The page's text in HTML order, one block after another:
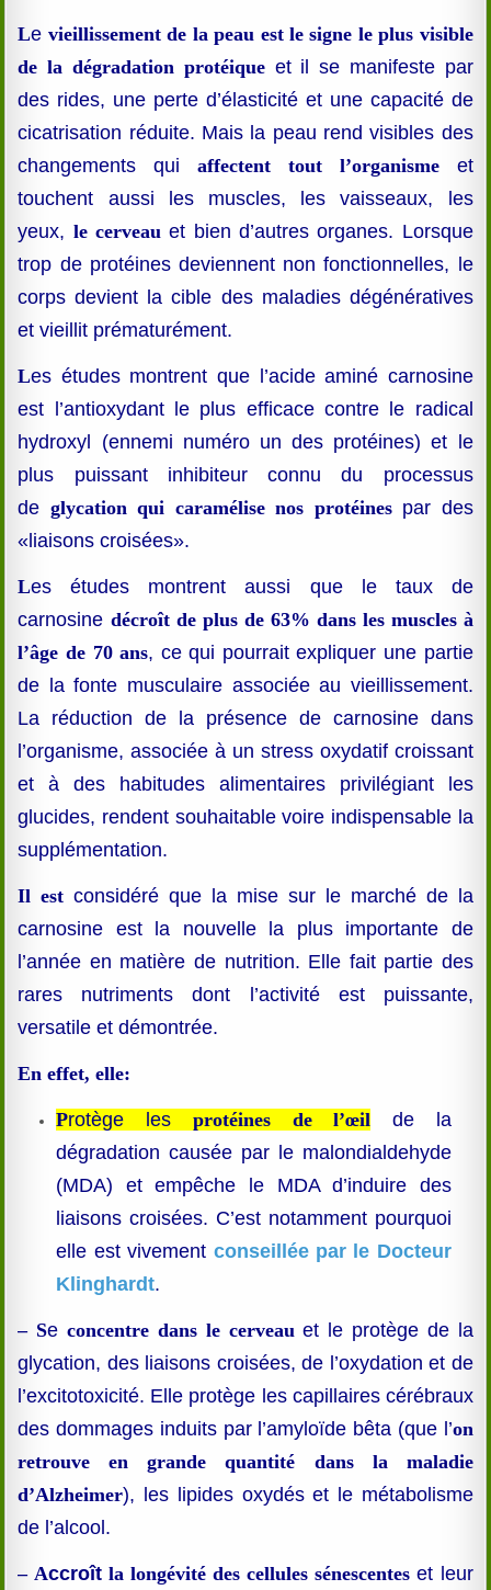
Le vieillissement de la peau est le signe le plus visible
de la dégradation protéiqueet il se manifeste par
des rides, une perte d’élasticité et une capacité de
cicatrisation réduite. Mais la peau rend visibles des
changements qui affectent tout l’organismeet
touchent aussi les muscles, les vaisseaux, les
yeux, le cerveau et bien d’autres organes. Lorsque
trop de protéines deviennent non fonctionnelles, le
corps devient la cible des maladies dégénératives
et vieillit prématurément.
Les études montrent que l’acide aminé carnosine
est l’antioxydant le plus efficace contre le radical
hydroxyl (ennemi numéro un des protéines) et le
plus puissant inhibiteur connu du processus
de glycation qui caramélise nos protéinespar des
«liaisons croisées».
Les études montrent aussi que le taux de
carnosine décroît de plus de 63% dans les muscles à
l’âge de 70 ans, ce qui pourrait expliquer une partie
de la fonte musculaire associée au vieillissement.
La réduction de la présence de carnosine dans
l’organisme, associée à un stress oxydatif croissant
et à des habitudes alimentaires privilégiant les
glucides, rendent souhaitable voire indispensable la
supplémentation.
Il est considéré que la mise sur le marché de la
carnosine est la nouvelle la plus importante de
l’année en matière de nutrition. Elle fait partie des
rares nutriments dont l’activité est puissante,
versatile et démontrée.
En effet, elle:
Protège les protéines de l’œil de la
dégradation causée par le malondialdehyde
(MDA) et empêche le MDA d’induire des
liaisons croisées. C’est notamment pourquoi
elle est vivement conseillée par le Docteur
Klinghardt.
– Seconcentre dans le cerveauet le protège de la
glycation, des liaisons croisées, de l’oxydation et de
l’excitotoxicité. Elle protège les capillaires cérébraux
des dommages induits par l’amyloïde bêta (que l’on
retrouve en grande quantité dans la maladie
d’Alzheimer), les lipides oxydés et le métabolisme
de l’alcool.
– Accroît la longévité des cellules sénescentes et leur